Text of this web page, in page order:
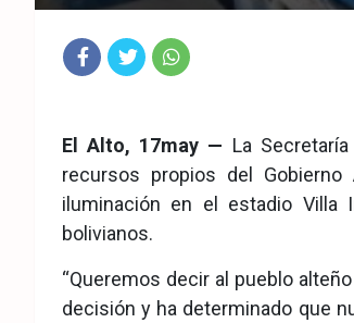
eb
ook
ter
tsA
pp
El Alto, 17may — La
recursos propios del
iluminación en el estadio Villa
bolivianos.
“Queremos decir al pueblo
decisión y ha determinado que